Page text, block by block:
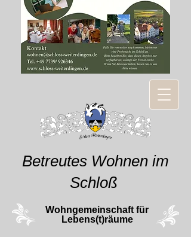
Betreutes Wohnen im
Schloß
Wohngemeinschaft für
Lebens(t)räume